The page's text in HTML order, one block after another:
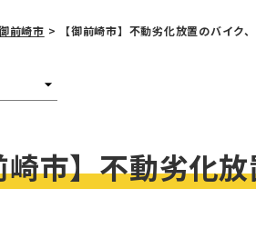
前崎市 > 【御前崎市】不動劣化放置のバイク
崎市】不動劣化